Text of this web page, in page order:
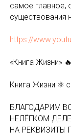
самое главное,
существования
https://
«Книга Жизни»
Книга Жизни ⚛️
БЛАГОДАРИМ
НЕЛЁГКОМ
НА РЕКВИЗИТЫ